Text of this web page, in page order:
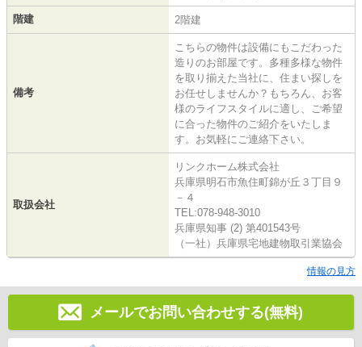
階建 2階建
備考
こちらの物件は設備にもこだわった
造りのお部屋です。多種多様な物件
を取り揃えた当社に、住まい探しを
お任せしませんか？もちろん、お客
様のライフスタイルに適し、ご希望
に合った物件のご紹介をいたしま
す。お気軽にご連絡下さい。
取扱会社
リンクホーム株式会社
兵庫県明石市魚住町錦が丘３丁目９
－４
TEL:078-948-3010
兵庫県知事 (2) 第401543号
（一社）兵庫県宅地建物取引業協会
情報の見方
メールでお問い合わせする(無料)